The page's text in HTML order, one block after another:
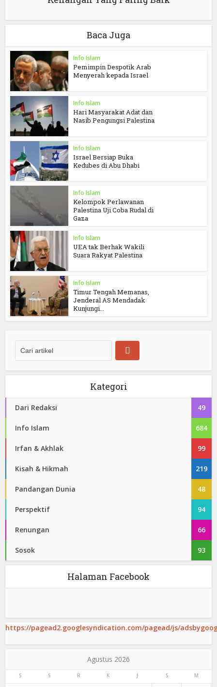
Baca Juga
Info Islam
Pemimpin Despotik Arab
Menyerah kepada Israel
Info Islam
Hari Masyarakat Adat dan
Nasib Pengungsi Palestina
Info Islam
Israel Bersiap Buka
Kedubes di Abu Dhabi
Info Islam
Kelompok Perlawanan
Palestina Uji Coba Rudal di
Gaza
Info Islam
UEA tak Berhak Wakili
Suara Rakyat Palestina
Info Islam
Timur Tengah Memanas,
Jenderal AS Mendadak
Kunjungi...
Kategori
Dari Redaksi 49
Info Islam 684
Irfan & Akhlak 99
Kisah & Hikmah 219
Pandangan Dunia 48
Perspektif 94
Renungan 66
Sosok 93
Halaman Facebook
https://pagead2.googlesyndication.com/pagead/js/
Agustus 2026
S S R K J S M